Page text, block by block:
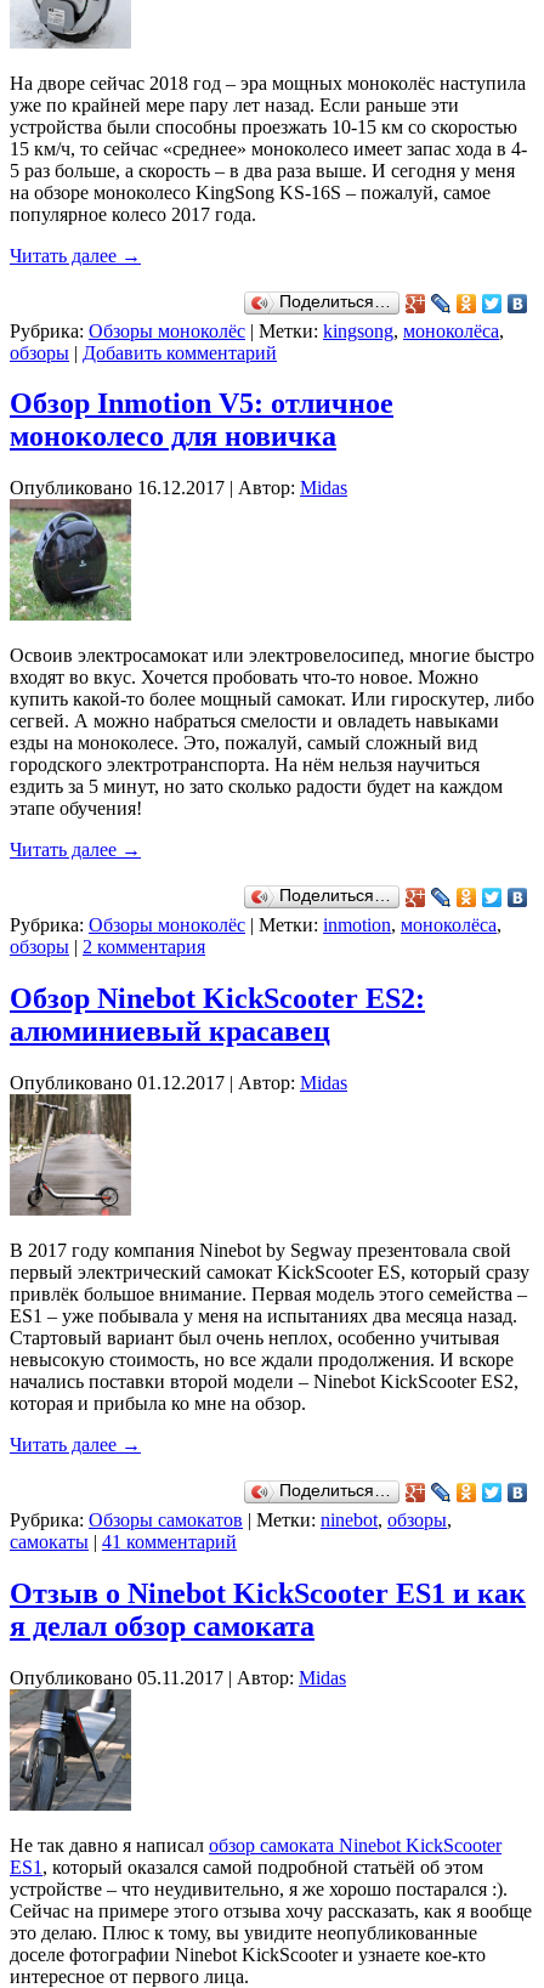
На дворе сейчас 2018 год – эра мощных моноколёс наступила
уже по крайней мере пару лет назад. Если раньше эти
устройства были способны проезжать 10-15 км со скоростью
15 км/ч, то сейчас «среднее» моноколесо имеет запас хода в 4-
5 раз больше, а скорость – в два раза выше. И сегодня у меня
на обзоре моноколесо KingSong KS-16S – пожалуй, самое
популярное колесо 2017 года.
Читать далее →
Поделиться…
Рубрика: Обзоры моноколёс | Метки: kingsong, моноколёса,
обзоры | Добавить комментарий
Обзор Inmotion V5: отличное
моноколесо для новичка
Опубликовано 16.12.2017 | Автор: Midas
Освоив электросамокат или электровелосипед, многие быстро
входят во вкус. Хочется пробовать что-то новое. Можно
купить какой-то более мощный самокат. Или гироскутер, либо
сегвей. А можно набраться смелости и овладеть навыками
езды на моноколесе. Это, пожалуй, самый сложный вид
городского электротранспорта. На нём нельзя научиться
ездить за 5 минут, но зато сколько радости будет на каждом
этапе обучения!
Читать далее →
Поделиться…
Рубрика: Обзоры моноколёс | Метки: inmotion, моноколёса,
обзоры | 2 комментария
Обзор Ninebot KickScooter ES2:
алюминиевый красавец
Опубликовано 01.12.2017 | Автор: Midas
В 2017 году компания Ninebot by Segway презентовала свой
первый электрический самокат KickScooter ES, который сразу
привлёк большое внимание. Первая модель этого семейства –
ES1 – уже побывала у меня на испытаниях два месяца назад.
Стартовый вариант был очень неплох, особенно учитывая
невысокую стоимость, но все ждали продолжения. И вскоре
начались поставки второй модели – Ninebot KickScooter ES2,
которая и прибыла ко мне на обзор.
Читать далее →
Поделиться…
Рубрика: Обзоры самокатов | Метки: ninebot, обзоры,
самокаты | 41 комментарий
Отзыв о Ninebot KickScooter ES1 и как
я делал обзор самоката
Опубликовано 05.11.2017 | Автор: Midas
Не так давно я написал обзор самоката Ninebot KickScooter
ES1 , который оказался самой подробной статьёй об этом
устройстве – что неудивительно, я же хорошо постарался :).
Сейчас на примере этого отзыва хочу рассказать, как я вообще
это делаю. Плюс к тому, вы увидите неопубликованные
доселе фотографии Ninebot KickScooter и узнаете кое-кто
интересное от первого лица.